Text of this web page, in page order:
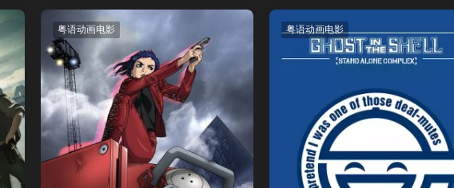
粤语动画电影 粤语动画电影